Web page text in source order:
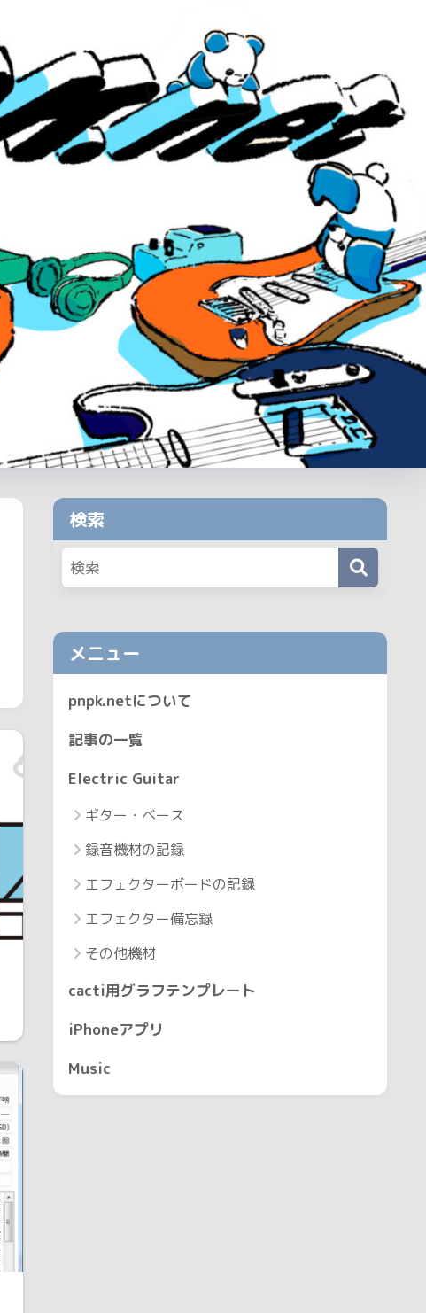
検索
メニュー
pnpk.netについて
記事の一覧
Electric Guitar
ギター・ベース
録音機材の記録
エフェクターボードの記録
エフェクター備忘録
その他機材
cacti用グラフテンプレート
iPhoneアプリ
Music